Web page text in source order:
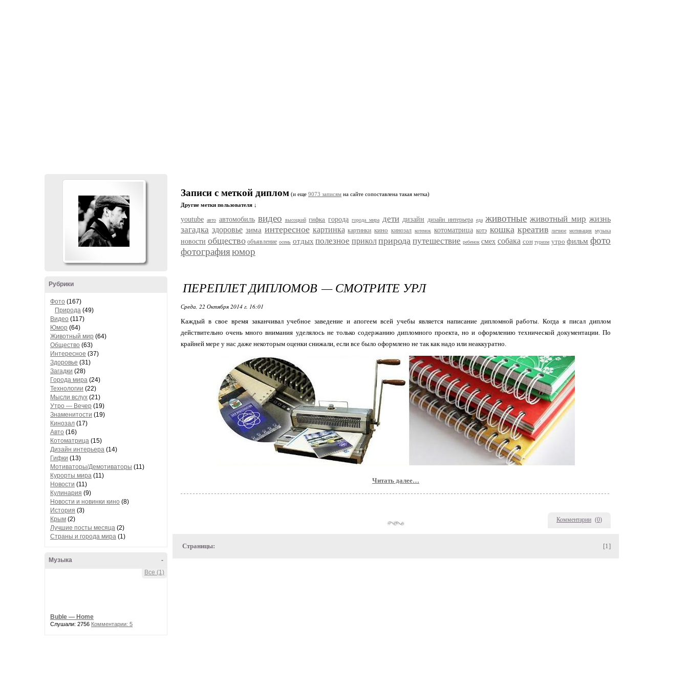
Рубрики
Фото (167)
Природа (49)
Видео (117)
Юмор (64)
Животный мир (64)
Общество (63)
Интересное (37)
Здоровье (31)
Загадки (28)
Города мира (24)
Технологии (22)
Мысли вслух (21)
Утро — Вечер (19)
Знаменитости (19)
Кинозал (17)
Авто (16)
Котоматрица (15)
Дизайн интерьера (14)
Гифки (13)
Мотиваторы/Демотиваторы (11)
Курорты мира (11)
Новости (11)
Кулинария (9)
Новости и новинки кино (8)
История (3)
Крым (2)
Лучшие посты месяца (2)
Страны и города мира (1)
-
Музыка
Все (1)
Buble — Home
Слушали: 2756 Комментарии: 5
Записи с меткой диплом (и еще 9073 записям на сайте сопоставлена такая метка)
Другие метки пользователя ↓
youtube авто автомобиль видео высоцкий гифка города города мира дети дизайн дизайн интерьера еда животные животный мир жизнь
загадка здоровье зима интересное картинка картинки кино кинозал котенок котоматрица котэ кошка креатив личное мотивация музыка
новости общество объявление осень отдых полезное прикол природа путешествие ребенок смех собака сон туризм утро фильм фото
фотографияюмор
Комментарии (0)
ПЕРЕПЛЕТ ДИПЛОМОВ — СМОТРИТЕ УРЛ
Среда, 22 Октября 2014 г. 16:01
Каждый в свое время заканчивал учебное заведение и апогеем всей учебы является написание дипломной работы. Когда я писал диплом
действительно очень много внимания уделялось не только содержанию дипломного проекта, но и оформлению технической документации. По
крайней мере у нас даже некоторым оценки снижали, если все было оформлено не так как надо или неаккуратно.
Читать далее…
Страницы: [1]